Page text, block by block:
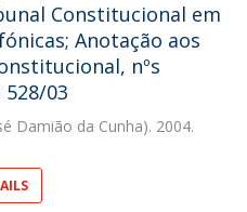
Constitucional em
Anotação aos
nºs
528/03
Damião da Cunha). 2004.